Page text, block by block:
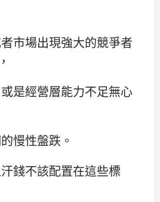
市場出現強大的競爭者
是經營層能力不足無心
慢性盤跌。
錢不該配置在這些標